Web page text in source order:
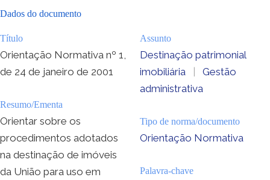
Dados do documento
Título
Orientação Normativa nº 1,
de 24 de janeiro de 2001
Resumo/Ementa
Orientar sobre os
procedimentos adotados
na destinação de imóveis
da União para uso em
Assunto
Destinação patrimonial
imobiliária
|
Gestão
administrativa
Tipo de norma/documento
Orientação Normativa
Palavra-chave